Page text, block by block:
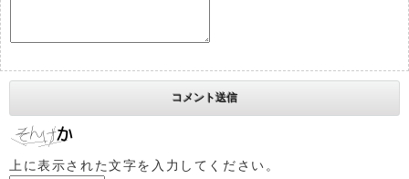
上に表示された文字を入力してください。